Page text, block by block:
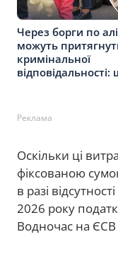
Через борги по
можуть
кримінальної
Реклама
Оскільки ці
фіксованою
в разі
2026 року
Водночас на